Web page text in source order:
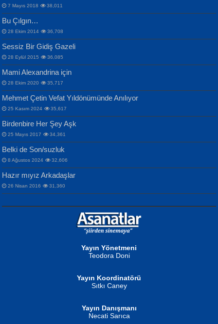
İPEK ACAR SERT
Gazze’nin Şecaati, Ümmetin İmtihanı...
MAHMUT GÜRBÜZ
İbrahim Olmak ve Bitirebilmek...
NURAN KÖSE BAYDAR
Selahattin Yıldız
İdrakimle Üşürken...
Songül Özel
Mahzen...
Ben Deniz Değilim ki...
ERDEM BAYAZIT
Sana, Bana, Vatanıma, Ülkemin
İnsanlarına Dair...
NAZIM HİKMET RAN
Bir Cezaevinde, Tecritteki Adamın
Mektupları...
7 Mayıs 2018 38,011
Bu Çılgın…
28 Ekim 2014 36,708
Sessiz Bir Gidiş Gazeli
28 Eylül 2015 36,085
Mami Alexandrina için
28 Ekim 2020 35,717
Mehmet Çetin Vefat Yıldönümünde Anılıyor
25 Kasım 2024 35,617
Birdenbire Her Şey Aşk
25 Mayıs 2017 34,361
Belki de Son/suzluk
8 Ağustos 2024 32,606
Hazır mıyız Arkadaşlar
26 Nisan 2016 31,360
Yayın Yönetmeni
Teodora Doni
Yayın Koordinatörü
Sıtkı Caney
Yayın Danışmanı
Necati Sarıca